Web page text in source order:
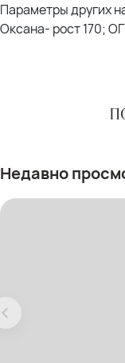
Параметры других
Оксана- рост 170;
Недавно